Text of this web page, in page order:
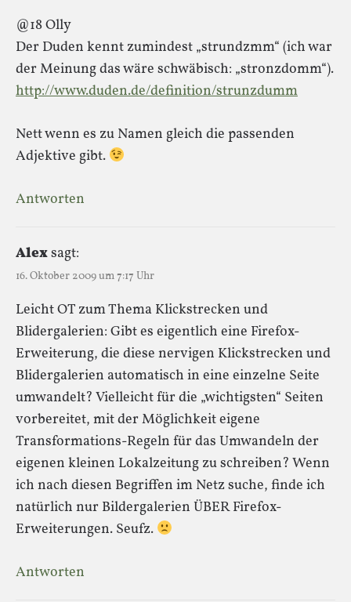
@18 Olly
Der Duden kennt zumindest „strundzmm“ (ich war
der Meinung das wäre schwäbisch: „stronzdomm“).
http://www.duden.de/definition/strunzdumm
Nett wenn es zu Namen gleich die passenden
Adjektive gibt.
Antworten
Alexsagt:
16. Oktober 2009 um 7:17 Uhr
Leicht OT zum Thema Klickstrecken und
Blidergalerien: Gibt es eigentlich eine Firefox-
Erweiterung, die diese nervigen Klickstrecken und
Blidergalerien automatisch in eine einzelne Seite
umwandelt? Vielleicht für die „wichtigsten“ Seiten
vorbereitet, mit der Möglichkeit eigene
Transformations-Regeln für das Umwandeln der
eigenen kleinen Lokalzeitung zu schreiben? Wenn
ich nach diesen Begriffen im Netz suche, finde ich
natürlich nur Bildergalerien ÜBER Firefox-
Erweiterungen. Seufz.
Antworten